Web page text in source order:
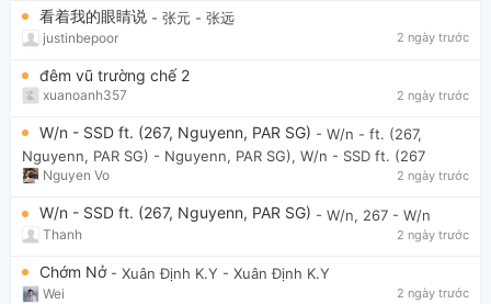
看着我的眼睛说 - 张元 - 张远
justinbepoor 2 ngày trước
đêm vũ trường chế 2
xuanoanh357 2 ngày trước
W/n - SSD ft. (267, Nguyenn, PAR SG) - W/n - ft. (267,
Nguyenn, PAR SG) - Nguyenn, PAR SG), W/n - SSD ft. (267
Nguyen Vo 2 ngày trước
W/n - SSD ft. (267, Nguyenn, PAR SG) - W/n, 267 - W/n
Thanh 2 ngày trước
Chớm Nở - Xuân Định K.Y - Xuân Định K.Y
Wei 2 ngày trước